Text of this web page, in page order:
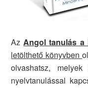
AzAngol tanulás a
letölthető könyvben
olvashatsz,
nyelvtanulással